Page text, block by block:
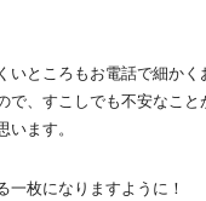
いところもお電話で細かく
で、すこしでも不安なこと
ます。
一枚になりますように！